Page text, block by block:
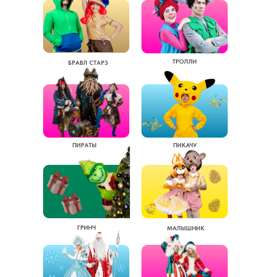
ГРИНЧ МАЛЫШНИК
ТРОЛЛИ
ПИРАТЫ
БРАВЛ СТАРЗ
ПИКАЧУ